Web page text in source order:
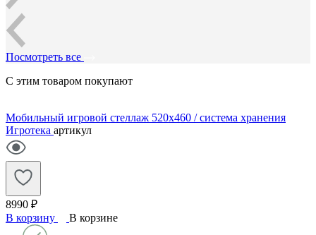
Посмотреть все
С этим товаром покупают
Мобильный игровой стеллаж 520х460 / система хранения
Игротека артикул
8990 ₽
В корзину
В корзине